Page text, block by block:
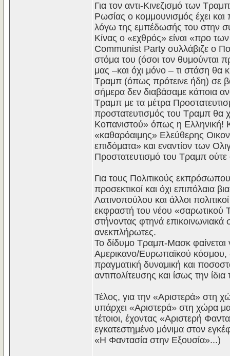
Για τον αντι-Κινεζισμό των
Ρωσίας ο κομμουνισμός έχει
λόγω της εμπέδωσής του στην
Κίνας ο «εχθρός» είναι «προ
Communist Party συλλάβιζε ο
στόμα του (όσοι τον θυμούνται
μας –και όχι μόνο – τι στάση θα
Τραμπ (όπως πρότεινε ήδη) σε
σήμερα δεν διαβάσαμε κάποια
Τραμπ με τα μέτρα
προστατευτισμός του Τραμπ θα
Κοπανιστού» όπως η Ελληνική!
«καθαρόαιμης» Ελεύθερης
επιδόματα» και εναντίον των
Προστατευτισμό του Τραμπ ούτε
Για τους Πολιτικούς
προσεκτικοί και όχι επιπόλαια
Λατινοπούλου και άλλοι
εκφραστή του νέου «σαρωτικού
στήνοντας φτηνά
ανεκπλήρωτες.
Το δίδυμο Τραμπ-Μασκ φαίνεται
Αμερικανο/Ευρωπαϊκού κόσμου,
πραγματική δυναμική και
αντιπολίτευσης και ίσως την
Τέλος, για την «Αριστερά» στη
υπάρχει «Αριστερά» στη χώρα
τέτοιοι, έχοντας «Αριστερή
εγκατεστημένο μόνιμα στον
«Η Φαντασία στην Εξουσία»...)